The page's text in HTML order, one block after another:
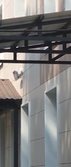
3
10
17
24
31